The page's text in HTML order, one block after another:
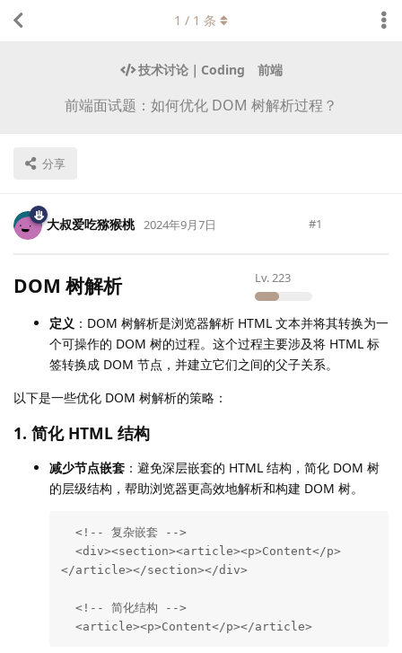
技术讨论｜Coding 前端
前端面试题：如何优化 DOM 树解析过程？
分享
1 / 1 条
大叔爱吃猕猴桃
Lv.223
2024年9月7日 #1
DOM 树解析
定义 ：DOM 树解析是浏览器解析 HTML 文本并将其转换为一
个可操作的 DOM 树的过程。这个过程主要涉及将 HTML 标
签转换成 DOM 节点，并建立它们之间的父子关系。
以下是一些优化 DOM 树解析的策略：
1. 简化 HTML 结构
减少节点嵌套 ：避免深层嵌套的 HTML 结构，简化 DOM 树
的层级结构，帮助浏览器更高效地解析和构建 DOM 树。
</article></section></div>
  <article><p>Content</p></article>